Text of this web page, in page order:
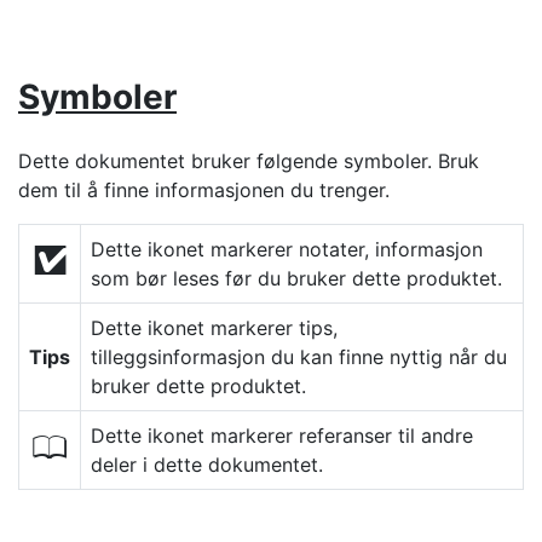
Symboler
Dette dokumentet bruker følgende symboler. Bruk
dem til å finne informasjonen du trenger.
D
Dette ikonet markerer notater, informasjon
som bør leses før du bruker dette produktet.
Tips
Dette ikonet markerer tips,
tilleggsinformasjon du kan finne nyttig når du
bruker dette produktet.
0
Dette ikonet markerer referanser til andre
deler i dette dokumentet.